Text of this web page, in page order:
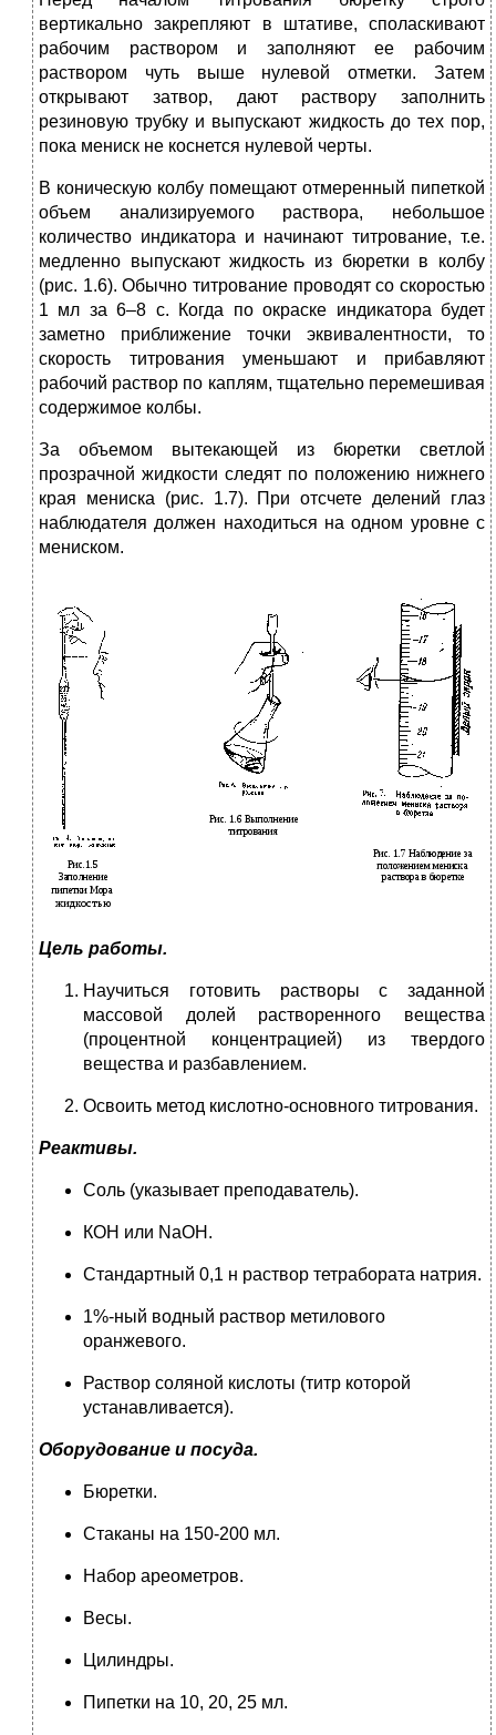
вертикально закрепляют в штативе, споласкивают
рабочим раствором и заполняют ее рабочим
раствором чуть выше нулевой отметки. Затем
открывают затвор, дают раствору заполнить
резиновую трубку и выпускают жидкость до тех пор,
пока мениск не коснется нулевой черты.
В коническую колбу помещают отмеренный пипеткой
объем анализируемого раствора, небольшое
количество индикатора и начинают титрование, т.е.
медленно выпускают жидкость из бюретки в колбу
(рис. 1.6). Обычно титрование проводят со скоростью
1 мл за 6–8 с. Когда по окраске индикатора будет
заметно приближение точки эквивалентности, то
скорость титрования уменьшают и прибавляют
рабочий раствор по каплям, тщательно перемешивая
содержимое колбы.
За объемом вытекающей из бюретки светлой
прозрачной жидкости следят по положению нижнего
края мениска (рис. 1.7). При отсчете делений глаз
наблюдателя должен находиться на одном уровне с
мениском.
Цель работы.
Научиться готовить растворы с заданной
массовой долей растворенного вещества
(процентной концентрацией) из твердого
вещества и разбавлением.
Освоить метод кислотно-основного титрования.
Реактивы.
Соль (указывает преподаватель).
КОН или NaOH.
Стандартный 0,1 н раствор тетрабората натрия.
1%-ный водный раствор метилового
оранжевого.
Раствор соляной кислоты (титр которой
устанавливается).
Оборудование и посуда.
Бюретки.
Стаканы на 150-200 мл.
Набор ареометров.
Весы.
Цилиндры.
Пипетки на 10, 20, 25 мл.